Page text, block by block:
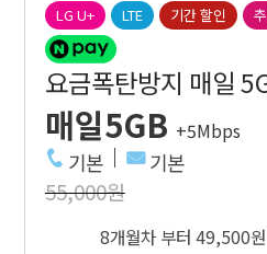
LG U+ LTE 기간 할인
요금폭탄방지 매일
매일5GB +5Mbps
기본 기본
55,000원
8개월차 부터 49,500원